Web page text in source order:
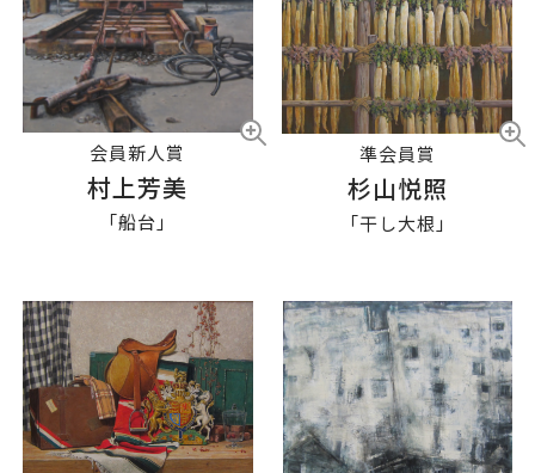
会員新人賞
村上芳美
「船台」
準会員賞
杉山悦照
「干し大根」